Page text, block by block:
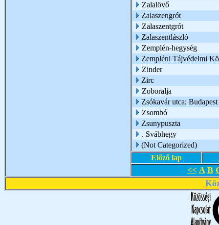
Zalalövő
Zalaszengrót
Zalaszentgrót
Zalaszentlászló
Zemplén-hegység
Zempléni Tájvédelmi
Zinder
Zirc
Zoboralja
Zsókavár utca;
Zsombó
Zsunypuszta
. Svábhegy
(Not Categorized)
Előző lap
<< A B